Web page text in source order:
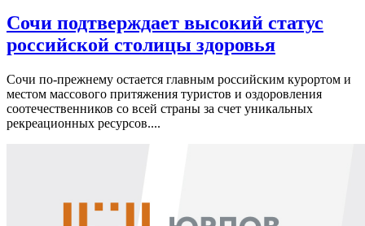
Сочи подтверждает высокий статус
российской столицы здоровья
Сочи по-прежнему остается главным российским курортом и
местом массового притяжения туристов и оздоровления
соотечественников со всей страны за счет уникальных
рекреационных ресурсов....